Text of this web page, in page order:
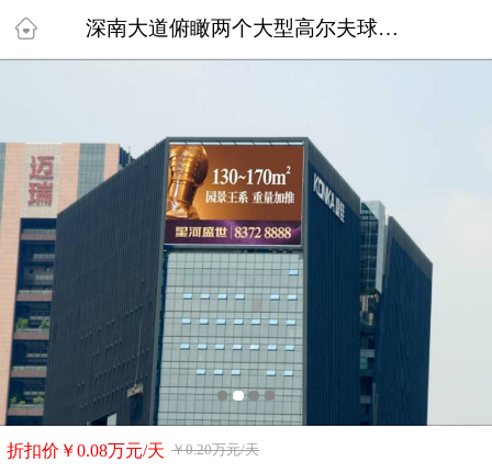
深南大道俯瞰两个大型高尔夫球场的LED媒体
折扣价￥0.08万元/天 ￥0.20万元/天